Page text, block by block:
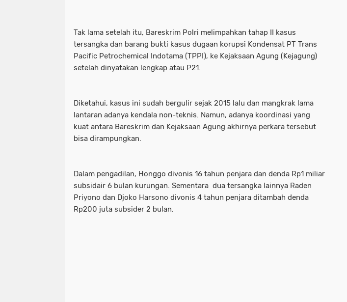
Tak lama setelah itu, Bareskrim Polri melimpahkan tahap II kasus
tersangka dan barang bukti kasus dugaan korupsi Kondensat PT Trans
Pacific Petrochemical Indotama (TPPI), ke Kejaksaan Agung (Kejagung)
setelah dinyatakan lengkap atau P21.
Diketahui, kasus ini sudah bergulir sejak 2015 lalu dan mangkrak lama
lantaran adanya kendala non-teknis. Namun, adanya koordinasi yang
kuat antara Bareskrim dan Kejaksaan Agung akhirnya perkara tersebut
bisa dirampungkan.
Dalam pengadilan, Honggo divonis 16 tahun penjara dan denda Rp1 miliar
subsidair 6 bulan kurungan. Sementara dua tersangka lainnya Raden
Priyono dan Djoko Harsono divonis 4 tahun penjara ditambah denda
Rp200 juta subsider 2 bulan.